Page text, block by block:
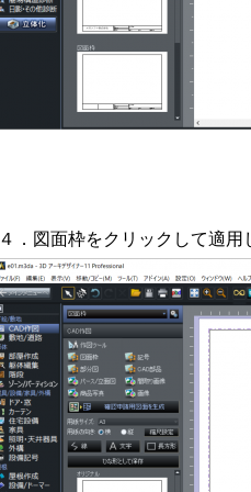
４．図面枠をクリックして適用